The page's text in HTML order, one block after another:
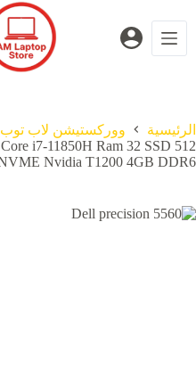
إلى
المحتوى
الرئيسية
ووركستيشن لاب توب
i7-11850H Ram 32 SSD 512
Nvidia T1200 4GB DDR6